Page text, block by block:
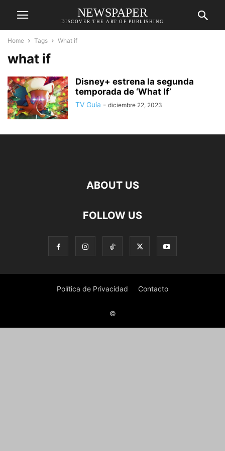
NEWSPAPER
DISCOVER THE ART OF PUBLISHING
Home Tags What if
what if
Disney+ estrena la segunda
temporada de ‘What If’
TV Guía - diciembre 22, 2023
ABOUT US
FOLLOW US
Política de Privacidad Contacto
©